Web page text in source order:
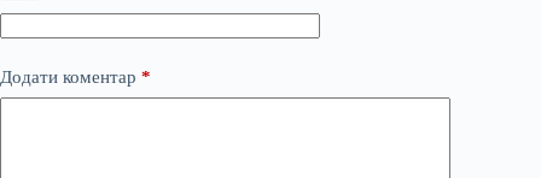
Додати коментар *